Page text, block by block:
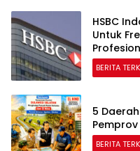
HSBC
Untuk
BERITA
5
BERITA